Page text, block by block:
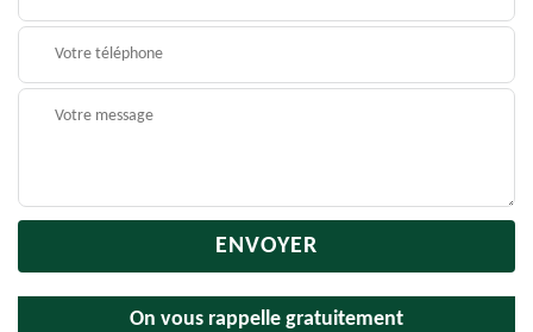
On vous rappelle gratuitement